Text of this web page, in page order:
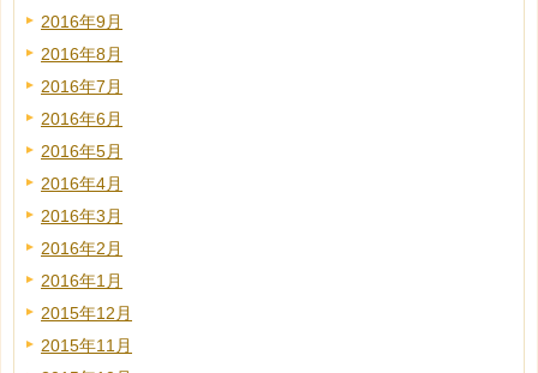
2016年9月
2016年8月
2016年7月
2016年6月
2016年5月
2016年4月
2016年3月
2016年2月
2016年1月
2015年12月
2015年11月